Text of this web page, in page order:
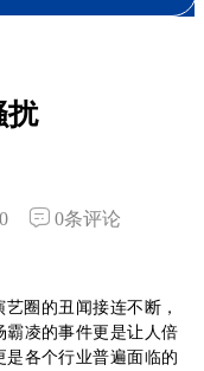
扰
0
0条评论
圈的丑闻接连不断，
霸凌的事件更是让人倍
各个行业普遍面临的